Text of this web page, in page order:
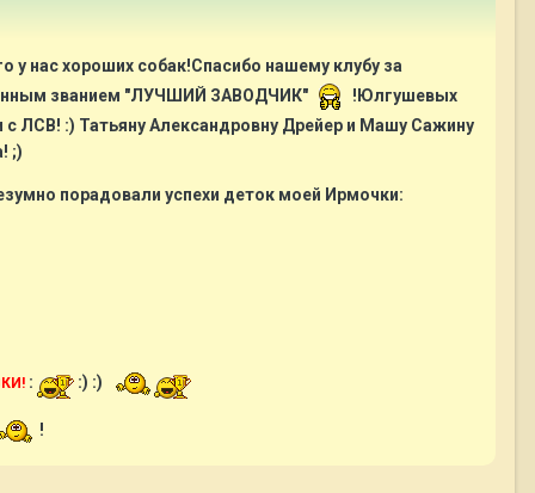
у нас хороших собак!Спасибо нашему клубу за
званием "ЛУЧШИЙ ЗАВОДЧИК"
!Юлгушевых
ЛСВ! :) Татьяну Александровну Дрейер и Машу Сажину
;)
порадовали успехи деток моей Ирмочки:
: :) :)
!